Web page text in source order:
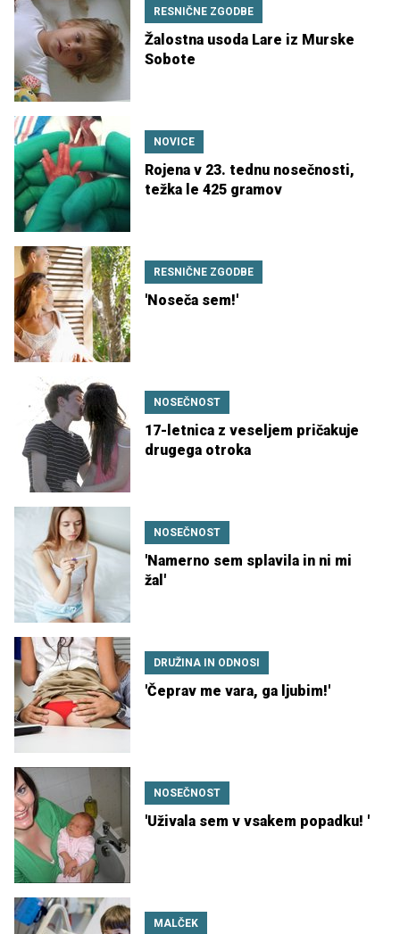
RESNIČNE ZGODBE
Žalostna usoda Lare iz Murske
Sobote
NOVICE
Rojena v 23. tednu nosečnosti,
težka le 425 gramov
RESNIČNE ZGODBE
'Noseča sem!'
NOSEČNOST
17-letnica z veseljem pričakuje
drugega otroka
NOSEČNOST
'Namerno sem splavila in ni mi
žal'
DRUŽINA IN ODNOSI
'Čeprav me vara, ga ljubim!'
NOSEČNOST
'Uživala sem v vsakem popadku! '
MALČEK